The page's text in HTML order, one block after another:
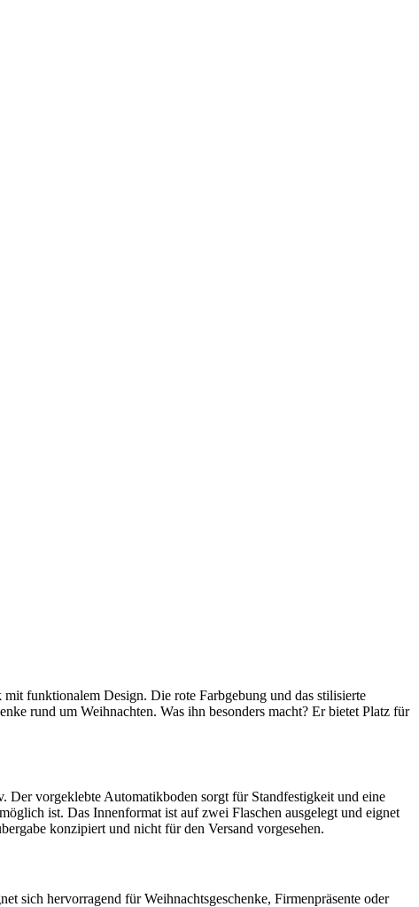
funktionalem Design. Die rote Farbgebung und das stilisierte
rund um Weihnachten. Was ihn besonders macht? Er bietet Platz für
Der vorgeklebte Automatikboden sorgt für Standfestigkeit und eine
ist. Das Innenformat ist auf zwei Flaschen ausgelegt und eignet
konzipiert und nicht für den Versand vorgesehen.
sich hervorragend für Weihnachtsgeschenke, Firmenpräsente oder